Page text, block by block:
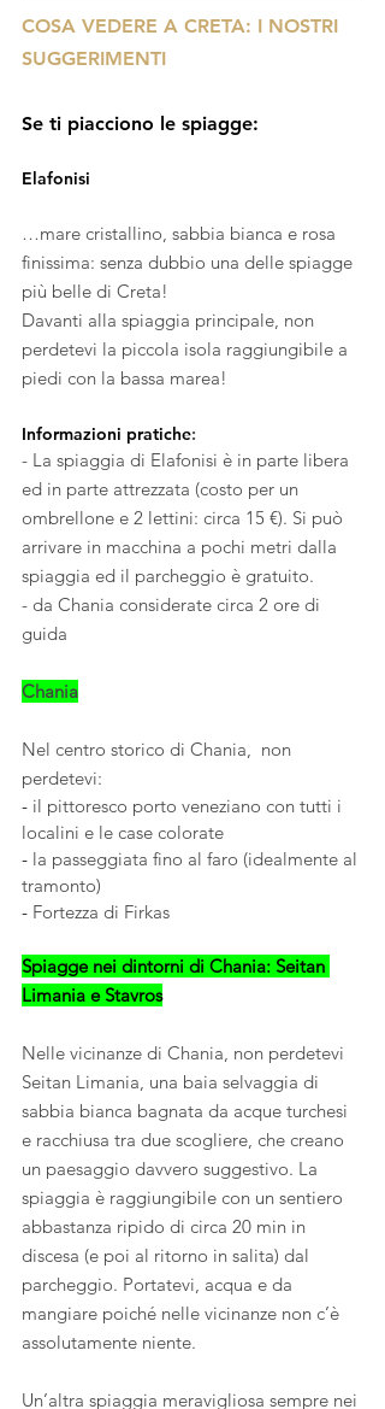
COSA VEDERE A CRETA: I NOSTRI
SUGGERIMENTI
Se ti piacciono le spiagge:
Elafonisi
…mare cristallino, sabbia bianca e rosa
finissima: senza dubbio una delle spiagge
più belle di Creta!
Davanti alla spiaggia principale, non
perdetevi la piccola isola raggiungibile a
piedi con la bassa marea!
Informazioni pratiche:
- La spiaggia di Elafonisi è in parte libera
ed in parte attrezzata (costo per un
ombrellone e 2 lettini: circa 15 €). Si può
arrivare in macchina a pochi metri dalla
spiaggia ed il parcheggio è gratuito.
- da Chania considerate circa 2 ore di
guida
Chania
Nel centro storico di Chania,  non
perdetevi:
- il pittoresco porto veneziano con tutti i
localini e le case colorate
- la passeggiata fino al faro (idealmente al
tramonto)
- Fortezza di Firkas
Spiagge nei dintorni di Chania: Seitan
Limania e Stavros
Nelle vicinanze di Chania, non perdetevi
Seitan Limania, una baia selvaggia di
sabbia bianca bagnata da acque turchesi
e racchiusa tra due scogliere, che creano
un paesaggio davvero suggestivo. La
spiaggia è raggiungibile con un sentiero
abbastanza ripido di circa 20 min in
discesa (e poi al ritorno in salita) dal
parcheggio. Portatevi, acqua e da
mangiare poiché nelle vicinanze non c’è
assolutamente niente.
Un’altra spiaggia meravigliosa sempre nei